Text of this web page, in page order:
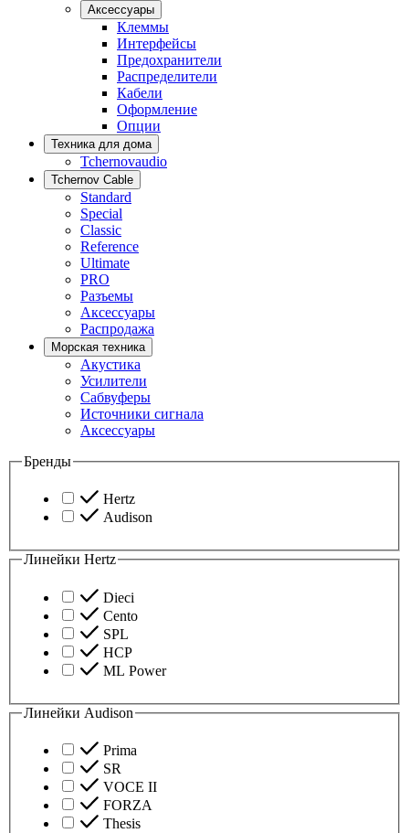
Аксессуары
Клеммы
Интерфейсы
Предохранители
Распределители
Кабели
Оформление
Опции
Техника для дома
Tchernovaudio
Tchernov Cable
Standard
Special
Classic
Reference
Ultimate
PRO
Разъемы
Аксессуары
Распродажа
Морская техника
Акустика
Усилители
Сабвуферы
Источники сигнала
Аксессуары
Бренды
Hertz
Audison
Линейки Hertz
Dieci
Cento
SPL
HCP
ML Power
Линейки Audison
Prima
SR
VOCE II
FORZA
Thesis